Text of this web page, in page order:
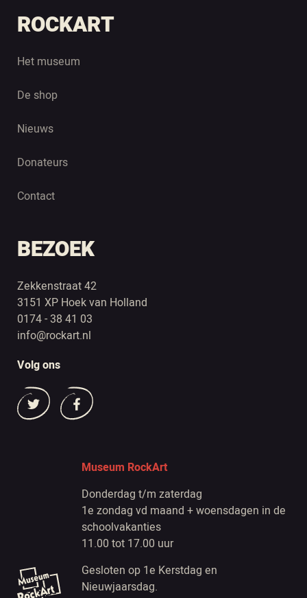
ROCKART
Het museum
De shop
Nieuws
Donateurs
Contact
BEZOEK
Zekkenstraat 42
3151 XP Hoek van Holland
0174 - 38 41 03
info@rockart.nl
Volg ons
Museum RockArt
Donderdag t/m zaterdag
1e zondag vd maand + woensdagen in de
schoolvakanties
11.00 tot 17.00 uur
Gesloten op 1e Kerstdag en
Nieuwjaarsdag.